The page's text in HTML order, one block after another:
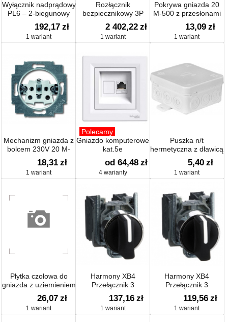
Wyłącznik nadprądowy
PL6 – 2-biegunowy
192,17 zł
1 wariant
Rozłącznik
bezpiecznikowy 3P
NH2 Basic na płytę
monażową XNH2-
A400
2 402,22 zł
1 wariant
Pokrywa gniazda 20
M-500 z przesłonami
13,09 zł
1 wariant
Mechanizm gniazda z
bolcem 230V 20 M-
500
18,31 zł
1 wariant
Polecamy
Gniazdo komputerowe
kat.5e
od 64,48 zł
4 warianty
Puszka n/t
hermetyczna z dławicą
zintegrowaną
75x75x39mm IP54
biała N5
5,40 zł
1 wariant
Płytka czołowa do
gniazda z uziemieniem
Q.1/Q.3 biały aksamit
3965766079
26,07 zł
1 wariant
Harmony XB4
Przełącznik 3
pozycyjny, czarny,
metalowy
137,16 zł
1 wariant
Harmony XB4
Przełącznik 3
pozycyjny, czarny,
metalowy
119,56 zł
1 wariant